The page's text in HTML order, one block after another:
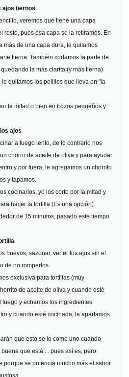
ajos tiernos
veremos que tiene una capa
resto, pues esa capa se la retiramos. En
más de una capa dura, le quitamos
tierna. También cortamos la parte de
la más clarita (y más tierna)
quitamos los pelillos que lleva en "la
la mitad o bien en trozos pequeños y
ajos
a fuego lento, de lo contrario nos
chorro de aceite de oliva y para ayudar
y por fuera, le agregamos un chorrito
y tapamos.
cocinarlos, yo los corto por la mitad y
hacer la tortilla (Es una opción).
de 15 minutos, pasado este tiempo
huevos, sazonar, verter los ajos sin el
de no romperlos.
exclusiva para tortillas (muy
de aceite de oliva y cuando esté
y echamos los ingredientes.
y cuando esté cocinada, la apartamos.
que esto se lo come uno cuando
que está ... pues así es, pero
porque se potencia mucho más el sabor